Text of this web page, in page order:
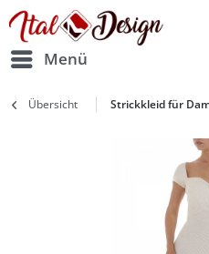
Zur Hauptnavigation springen
Menü
Übersicht Strickkleid für